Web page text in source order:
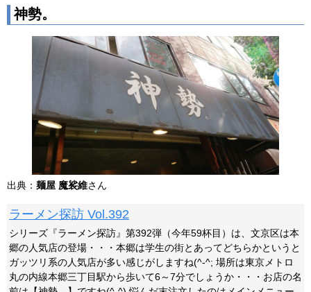
神勢。
出典： 麺屋 魔裟維さん
ラーメン探訪 Vol.392
シリーズ『ラーメン探訪』第392弾（今年59杯目）は、文京区は本
郷の人気店の登場・・・本郷は学生の街とあってどちらかというと
ガッツリ系の人気店が多い感じがしますね(^-^; 場所は東京メトロ
丸の内線本郷三丁目駅から歩いて6～7分でしょうか・・・お店の名